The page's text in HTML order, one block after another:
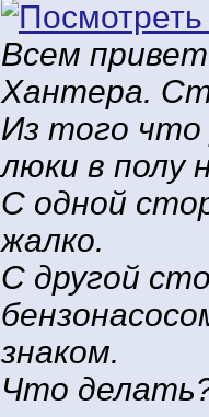
Всем
Хантера.
Из того
люки в полу
С одной
жалко.
С другой
знаком.
Что